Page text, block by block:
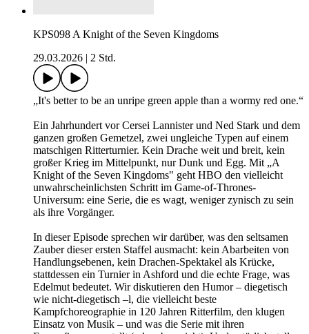
KPS098 A Knight of the Seven Kingdoms
29.03.2026
2 Std.
„It's better to be an unripe green apple than a wormy red one.“
Ein Jahrhundert vor Cersei Lannister und Ned Stark und dem
ganzen großen Gemetzel, zwei ungleiche Typen auf einem
matschigen Ritterturnier. Kein Drache weit und breit, kein
großer Krieg im Mittelpunkt, nur Dunk und Egg. Mit „A
Knight of the Seven Kingdoms" geht HBO den vielleicht
unwahrscheinlichsten Schritt im Game-of-Thrones-
Universum: eine Serie, die es wagt, weniger zynisch zu sein
als ihre Vorgänger.
In dieser Episode sprechen wir darüber, was den seltsamen
Zauber dieser ersten Staffel ausmacht: kein Abarbeiten von
Handlungsebenen, kein Drachen-Spektakel als Krücke,
stattdessen ein Turnier in Ashford und die echte Frage, was
Edelmut bedeutet. Wir diskutieren den Humor – diegetisch
wie nicht-diegetisch –l, die vielleicht beste
Kampfchoreographie in 120 Jahren Ritterfilm, den klugen
Einsatz von Musik – und was die Serie mit ihren